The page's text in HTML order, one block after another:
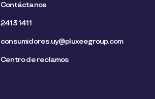
Contáctanos
2413 1411
consumidores.uy@pluxeegroup.com
Centro de reclamos